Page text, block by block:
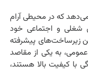
که در محیطی آرام
شغلی و اجتماعی خود
زیرساخت‌های پیشرفته
به یکی از مقاصد
با کیفیت بالا هستند،